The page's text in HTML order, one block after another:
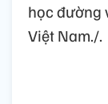
học đường
Việt Nam./.